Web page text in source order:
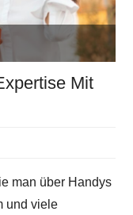
Mit
man über Handys
und viele